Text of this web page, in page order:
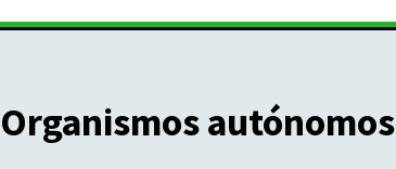
Organismos autónomos